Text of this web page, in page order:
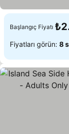
Başlangıç Fiyatı
Fiyatları görün: 8